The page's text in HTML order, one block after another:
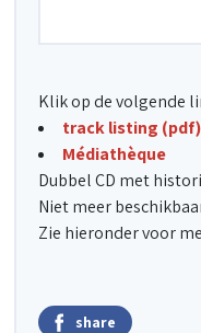
Klik op de volgende
track listing (pdf)
Médiathèque
Dubbel CD met
Niet meer
Zie hieronder voor
share